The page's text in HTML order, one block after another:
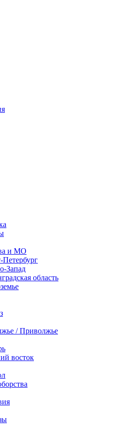
и МО
Петербург
Запад
область
/ Приволжье
восток